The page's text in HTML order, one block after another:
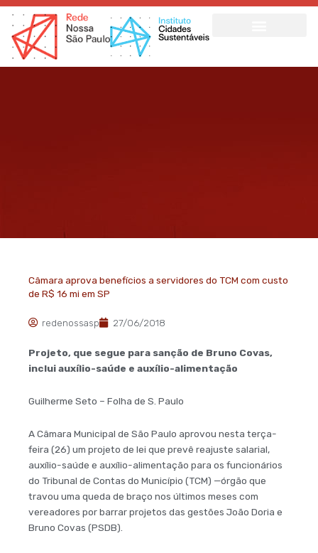
Ir
para
conteúdo
Câmara aprova benefícios a servidores do TCM com custo
de R$ 16 mi em SP
redenossasp 27/06/2018
Projeto, que segue para sanção de Bruno Covas,
inclui auxílio-saúde e auxílio-alimentação
Guilherme Seto – Folha de S. Paulo
A Câmara Municipal de São Paulo aprovou nesta terça-
feira (26) um projeto de lei que prevê reajuste salarial,
auxílio-saúde e auxílio-alimentação para os funcionários
do Tribunal de Contas do Município (TCM) —​órgão que
travou uma queda de braço nos últimos meses com
vereadores por barrar projetos das gestões João Doria e
Bruno Covas (PSDB).